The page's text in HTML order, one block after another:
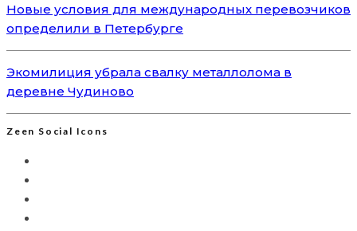
Новые условия для международных перевозчиков
определили в Петербурге
Экомилиция убрала свалку металлолома в
деревне Чудиново
Zeen Social Icons